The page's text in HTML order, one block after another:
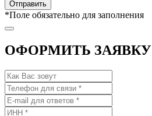
*Поле обязательно для заполнения
ОФОРМИТЬ ЗАЯВКУ